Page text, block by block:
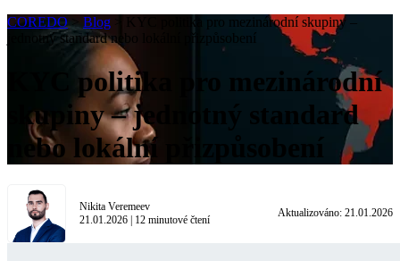
COREDO > Blog
KYC politika pro mezinárodní skupiny –
jednotný standard nebo lokální přizpůsobení
KYC politika pro mezinárodní
skupiny – jednotný standard
nebo lokální přizpůsobení
Nikita Veremeev
21.01.2026 | 12 minutové čtení
Aktualizováno: 21.01.2026